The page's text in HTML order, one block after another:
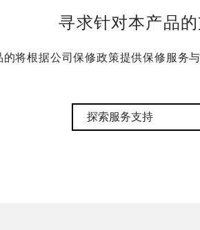
寻求针对本产品的
的将根据公司保修政策提供保修服务
探索服务支持